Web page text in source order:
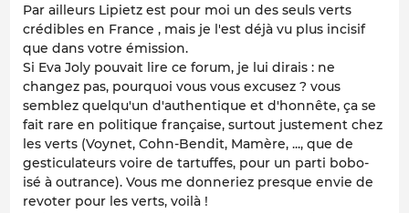
Par ailleurs Lipietz est pour moi un des seuls verts
crédibles en France , mais je l'est déjà vu plus incisif
que dans votre émission.
Si Eva Joly pouvait lire ce forum, je lui dirais : ne
changez pas, pourquoi vous vous excusez ? vous
semblez quelqu'un d'authentique et d'honnête, ça se
fait rare en politique française, surtout justement chez
les verts (Voynet, Cohn-Bendit, Mamère, ..., que de
gesticulateurs voire de tartuffes, pour un parti bobo-
isé à outrance). Vous me donneriez presque envie de
revoter pour les verts, voilà !